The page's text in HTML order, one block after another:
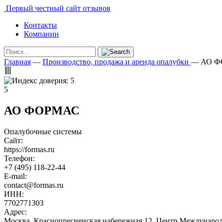
Первый честный сайт отзывов
Контакты
Компании
Главная — Производство, продажа и аренда опалубки — АО
5
АО ФОРМАС
Опалубочные системы
Сайт:
https://formas.ru
Телефон:
+7 (495) 118-22-44
E-mail:
contact@formas.ru
ИНН:
7702771303
Адрес: